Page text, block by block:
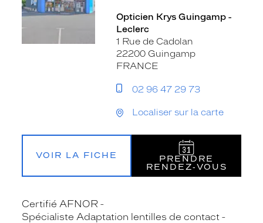
Opticien Krys Guingamp -
Leclerc
1 Rue de Cadolan
22200 Guingamp
FRANCE
02 96 47 29 73
Localiser sur la carte
VOIR LA FICHE
PRENDRE
RENDEZ‑VOUS
Certifié AFNOR
Spécialiste Adaptation lentilles de contact